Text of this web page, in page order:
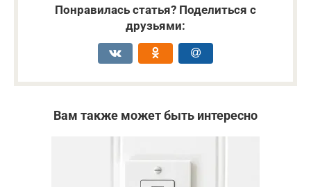
Понравилась статья? Поделиться с
друзьями:
Вам также может быть интересно